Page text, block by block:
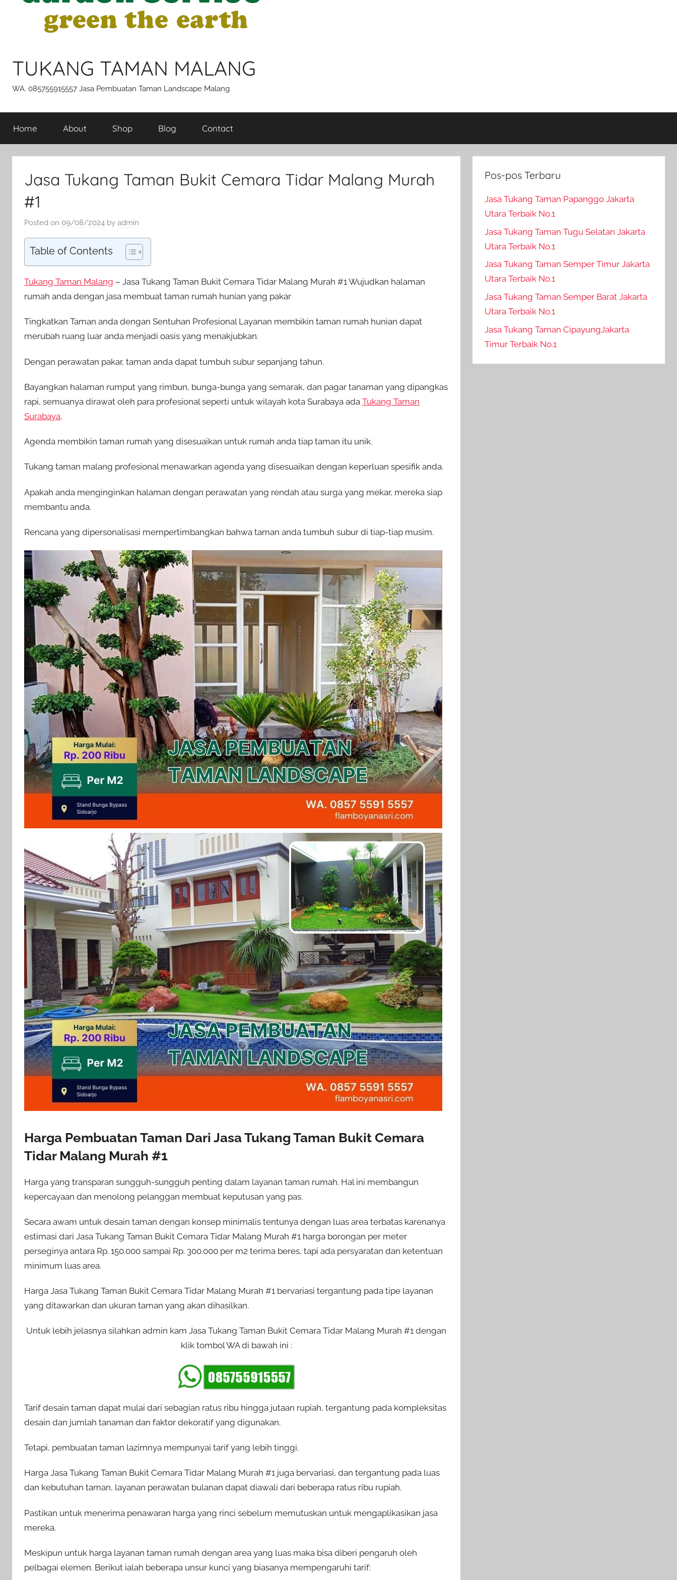
TUKANG TAMAN MALANG
WA. 085755915557 Jasa Pembuatan Taman Landscape Malang
Home About Shop Blog Contact
Jasa Tukang Taman Bukit Cemara Tidar Malang Murah
#1
Posted on 09/08/2024 by admin
Table of Contents
Tukang Taman Malang – Jasa Tukang Taman Bukit Cemara Tidar Malang Murah #1 Wujudkan halaman
rumah anda dengan jasa membuat taman rumah hunian yang pakar
Tingkatkan Taman anda dengan Sentuhan Profesional Layanan membikin taman rumah hunian dapat
merubah ruang luar anda menjadi oasis yang menakjubkan.
Dengan perawatan pakar, taman anda dapat tumbuh subur sepanjang tahun.
Bayangkan halaman rumput yang rimbun, bunga-bunga yang semarak, dan pagar tanaman yang dipangkas
rapi, semuanya dirawat oleh para profesional seperti untuk wilayah kota Surabaya ada Tukang Taman
Surabaya.
Agenda membikin taman rumah yang disesuaikan untuk rumah anda tiap taman itu unik.
Tukang taman malang profesional menawarkan agenda yang disesuaikan dengan keperluan spesifik anda.
Apakah anda menginginkan halaman dengan perawatan yang rendah atau surga yang mekar, mereka siap
membantu anda.
Rencana yang dipersonalisasi mempertimbangkan bahwa taman anda tumbuh subur di tiap-tiap musim.
Harga Pembuatan Taman Dari Jasa Tukang Taman Bukit Cemara
Tidar Malang Murah #1
Harga yang transparan sungguh-sungguh penting dalam layanan taman rumah. Hal ini membangun
kepercayaan dan menolong pelanggan membuat keputusan yang pas.
Secara awam untuk desain taman dengan konsep minimalis tentunya dengan luas area terbatas karenanya
estimasi dari Jasa Tukang Taman Bukit Cemara Tidar Malang Murah #1 harga borongan per meter
perseginya antara Rp. 150.000 sampai Rp. 300.000 per m2 terima beres, tapi ada persyaratan dan ketentuan
minimum luas area.
Harga Jasa Tukang Taman Bukit Cemara Tidar Malang Murah #1 bervariasi tergantung pada tipe layanan
yang ditawarkan dan ukuran taman yang akan dihasilkan.
Untuk lebih jelasnya silahkan admin kam Jasa Tukang Taman Bukit Cemara Tidar Malang Murah #1 dengan
klik tombol WA di bawah ini :
Tarif desain taman dapat mulai dari sebagian ratus ribu hingga jutaan rupiah, tergantung pada kompleksitas
desain dan jumlah tanaman dan faktor dekoratif yang digunakan.
Tetapi, pembuatan taman lazimnya mempunyai tarif yang lebih tinggi.
Harga Jasa Tukang Taman Bukit Cemara Tidar Malang Murah #1 juga bervariasi, dan tergantung pada luas
dan kebutuhan taman, layanan perawatan bulanan dapat diawali dari beberapa ratus ribu rupiah.
Pastikan untuk menerima penawaran harga yang rinci sebelum memutuskan untuk mengaplikasikan jasa
mereka.
Meskipun untuk harga layanan taman rumah dengan area yang luas maka bisa diberi pengaruh oleh
pelbagai elemen. Berikut ialah beberapa unsur kunci yang biasanya mempengaruhi tarif:
Pos-pos Terbaru
Jasa Tukang Taman Papanggo Jakarta
Utara Terbaik No.1
Jasa Tukang Taman Tugu Selatan Jakarta
Utara Terbaik No.1
Jasa Tukang Taman Semper Timur Jakarta
Utara Terbaik No.1
Jasa Tukang Taman Semper Barat Jakarta
Utara Terbaik No.1
Jasa Tukang Taman CipayungJakarta
Timur Terbaik No.1